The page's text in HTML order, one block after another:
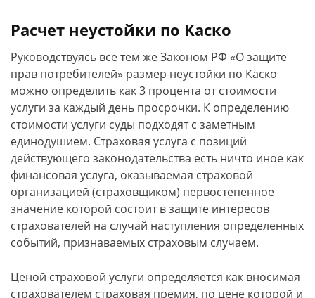
Расчет неустойки по Каско
Руководствуясь все тем же Законом РФ «О защите
прав потребителей» размер неустойки по Каско
можно определить как 3 процента от стоимости
услуги за каждый день просрочки. К определению
стоимости услуги суды подходят с заметным
единодушием. Страховая услуга с позиций
действующего законодательства есть ничто иное как
финансовая услуга, оказываемая страховой
организацией (страховщиком) первостепенное
значение которой состоит в защите интересов
страхователей на случай наступления определенных
событий, признаваемых страховым случаем.
Ценой страховой услуги определяется как вносимая
страхователем страховая премия, по цене которой и